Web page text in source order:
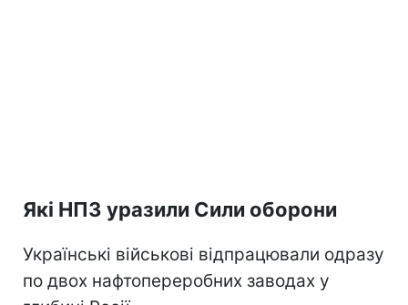
Які НПЗ уразили Сили оборони
Українські військові відпрацювали одразу
по двох нафтопереробних заводах у